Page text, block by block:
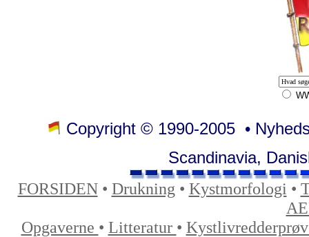
Copyright © 1990-2005 •
Scandinavia,
FORSIDEN• Drukning • Kystmorfologi •
Opgaverne • Litteratur •